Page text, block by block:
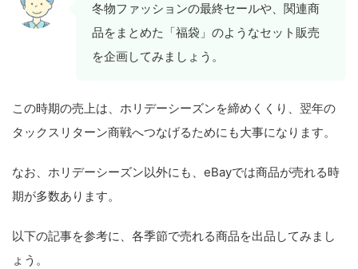
冬物ファッションの最終セールや、関連商
品をまとめた「福袋」のようなセット販売
を企画してみましょう。
この時期の売上は、ホリデーシーズンを締めくくり、翌年の
タックスリターン商戦へつなげるためにも大事になります。
なお、ホリデーシーズン以外にも、eBayでは商品が売れる時
期が多数あります。
以下の記事を参考に、各季節で売れる商品を出品してみまし
ょう。